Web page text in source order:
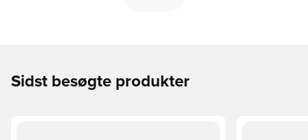
Sidst besøgte produkter